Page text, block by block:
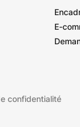
E-
confidentialité